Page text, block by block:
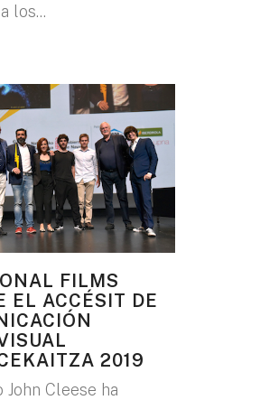
los...
FILMS
EL ACCÉSIT DE
2019
Cleese ha